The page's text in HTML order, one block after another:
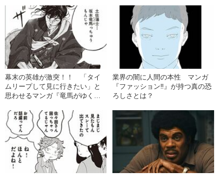
形”とは
幕末の英雄が激突！！ 「タイ
ムリープして見に行きたい」と
思わせるマンガ『竜馬がゆく』
業界の闇に人間の本性 マンガ
『ファッション‼︎』が持つ真の恐
ろしさとは？